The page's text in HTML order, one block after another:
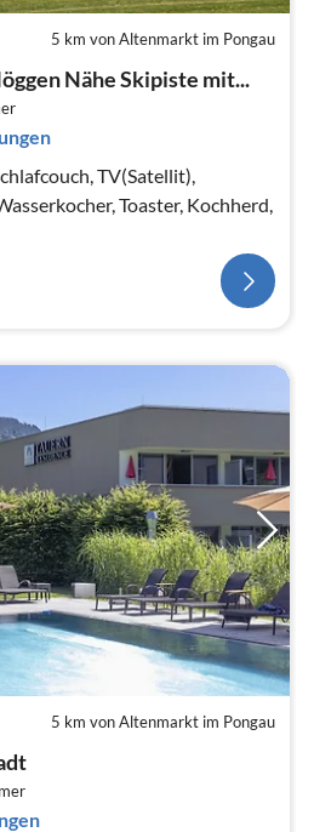
5 km von Altenmarkt im Pongau
Nähe Skipiste mit...
TV(Satellit),
Toaster, Kochherd,
5 km von Altenmarkt im Pongau